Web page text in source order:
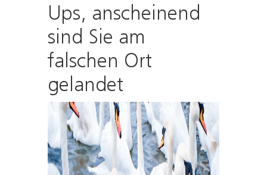
Ups, anscheinend
sind Sie am
falschen Ort
gelandet